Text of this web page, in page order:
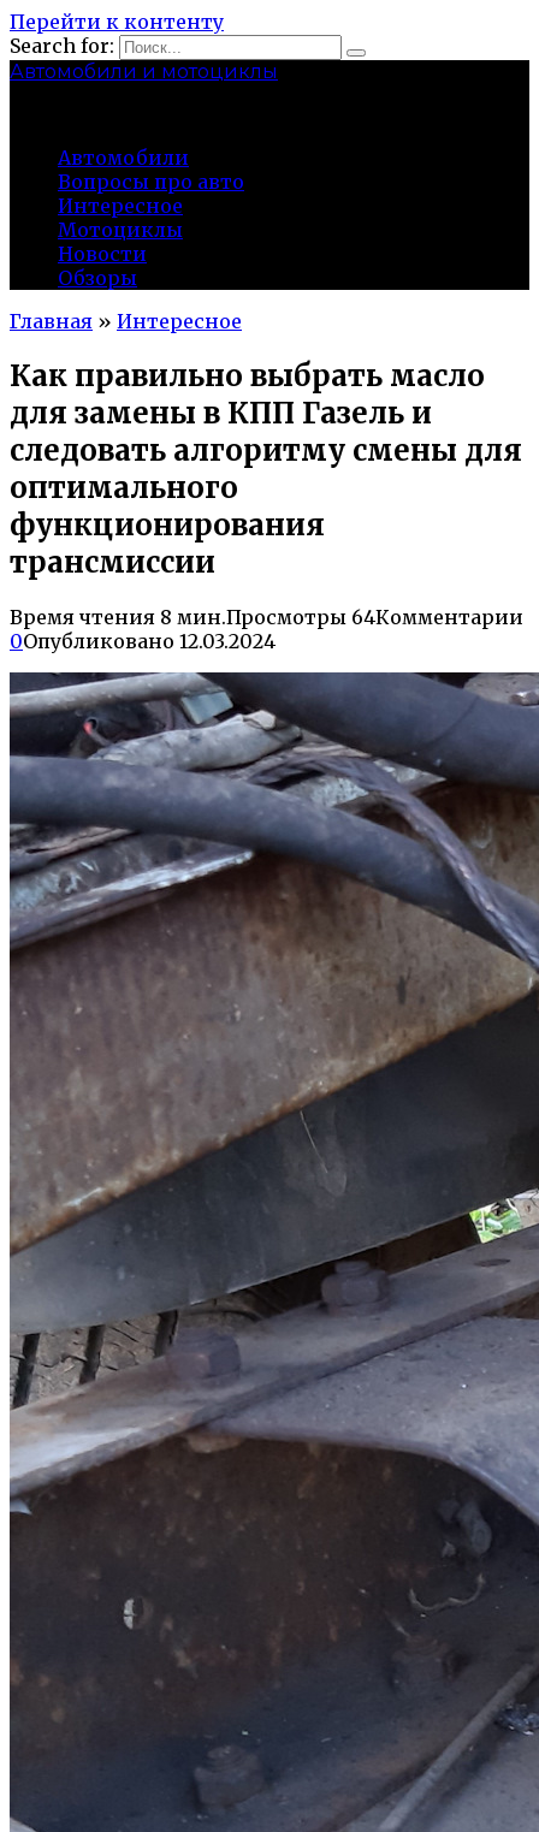
Перейти к контенту
Search for:
Автомобили и мотоциклы
Автомобили
Вопросы про авто
Интересное
Мотоциклы
Новости
Обзоры
Главная » Интересное
Как правильно выбрать масло
для замены в КПП Газель и
следовать алгоритму смены для
оптимального
функционирования
трансмиссии
Время чтения 8 мин.Просмотры 64Комментарии
0Опубликовано 12.03.2024